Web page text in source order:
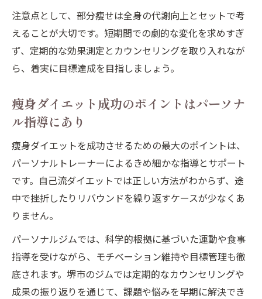
注意点として、部分痩せは全身の代謝向上とセットで考
えることが大切です。短期間での劇的な変化を求めすぎ
ず、定期的な効果測定とカウンセリングを取り入れなが
ら、着実に目標達成を目指しましょう。
痩身ダイエット成功のポイントはパーソナ
ル指導にあり
痩身ダイエットを成功させるための最大のポイントは、
パーソナルトレーナーによるきめ細かな指導とサポート
です。自己流ダイエットでは正しい方法がわからず、途
中で挫折したりリバウンドを繰り返すケースが少なくあ
りません。
パーソナルジムでは、科学的根拠に基づいた運動や食事
指導を受けながら、モチベーション維持や目標管理も徹
底されます。堺市のジムでは定期的なカウンセリングや
成果の振り返りを通じて、課題や悩みを早期に解決でき